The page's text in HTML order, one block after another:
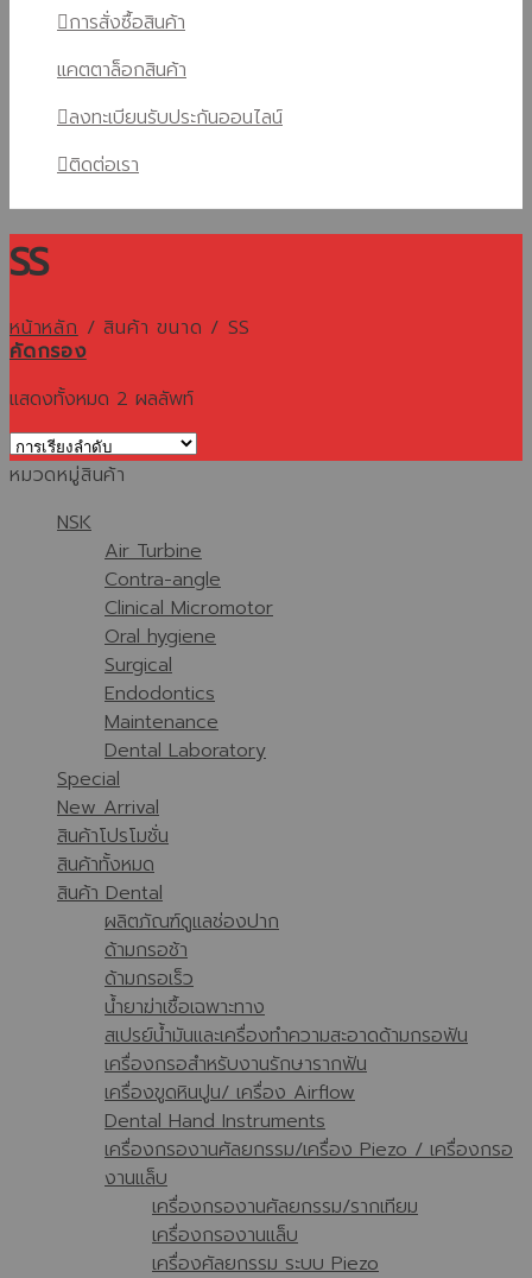
การสั่งซื้อสินค้า
แคตตาล็อกสินค้า
ลงทะเบียนรับประกันออนไลน์
ติดต่อเรา
SS
หน้าหลัก / สินค้า ขนาด / SS
คัดกรอง
แสดงทั้งหมด 2 ผลลัพท์
หมวดหมู่สินค้า
NSK
Air Turbine
Contra-angle
Clinical Micromotor
Oral hygiene
Surgical
Endodontics
Maintenance
Dental Laboratory
Special
New Arrival
สินค้าโปรโมชั่น
สินค้าทั้งหมด
สินค้า Dental
ผลิตภัณฑ์ดูแลช่องปาก
ด้ามกรอช้า
ด้ามกรอเร็ว
น้ำยาฆ่าเชื้อเฉพาะทาง
สเปรย์น้ำมันและเครื่องทำความสะอาดด้ามกรอฟัน
เครื่องกรอสำหรับงานรักษารากฟัน
เครื่องขูดหินปูน/ เครื่อง Airflow
Dental Hand Instruments
เครื่องกรองานศัลยกรรม/เครื่อง Piezo / เครื่องกรอ
งานแล็บ
เครื่องกรองานศัลยกรรม/รากเทียม
เครื่องกรองานแล็บ
เครื่องศัลยกรรม ระบบ Piezo